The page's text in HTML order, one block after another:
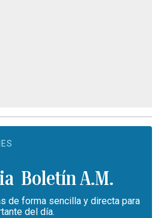
Boletín A.M.
de forma sencilla y directa para
del día.